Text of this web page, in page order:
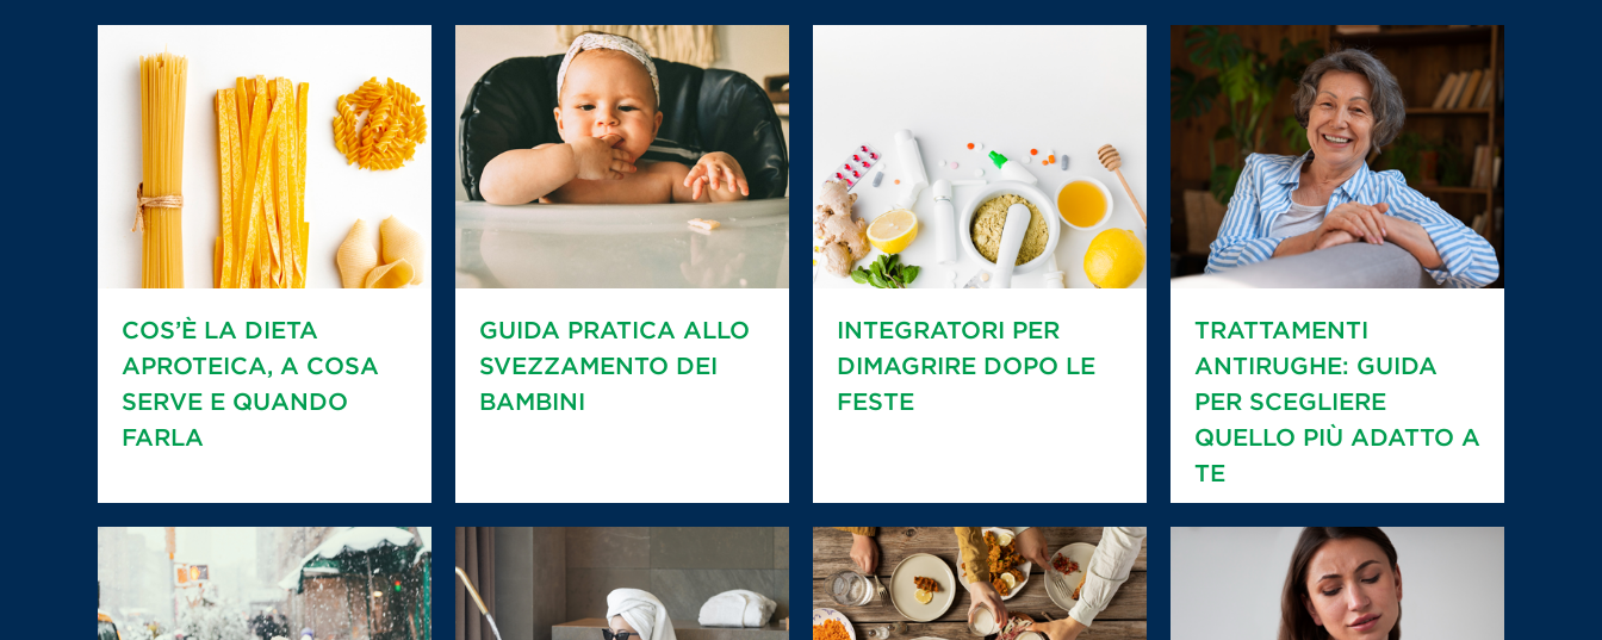
COS’È LA DIETA
APROTEICA, A COSA
SERVE E QUANDO
FARLA
GUIDA PRATICA ALLO
SVEZZAMENTO DEI
BAMBINI
INTEGRATORI PER
DIMAGRIRE DOPO LE
FESTE
TRATTAMENTI
ANTIRUGHE: GUIDA
PER SCEGLIERE
QUELLO PIÙ ADATTO A
TE